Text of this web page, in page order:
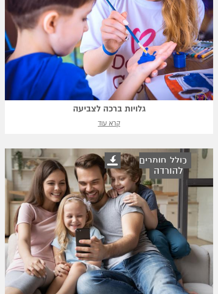
גלויות ברכה לצביעה
קרא עוד
כולל חומרים
להורדה